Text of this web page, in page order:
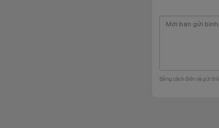
Bằng cách điền và gửi